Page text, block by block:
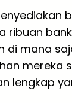
ribuan
di mana
mereka
lengkap